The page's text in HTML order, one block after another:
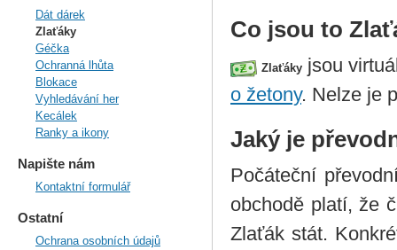
Co jsou to
Zlaťáky jsou
o žetony. Nelze je
Jaký je
Počáteční
obchodě platí, že
Zlaťák stát.
Dát dárek
Zlaťáky
Géčka
Ochranná lhůta
Blokace
Vyhledávání her
Kecálek
Ranky a ikony
Napište nám
Kontaktní formulář
Ostatní
Ochrana osobních údajů